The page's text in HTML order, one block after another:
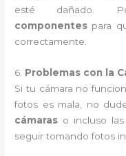
esté dañado.
componentes para
correctamente.
6. Problemas con la
Si tu cámara no
fotos es mala, no
cámaras o incluso las
seguir tomando fotos